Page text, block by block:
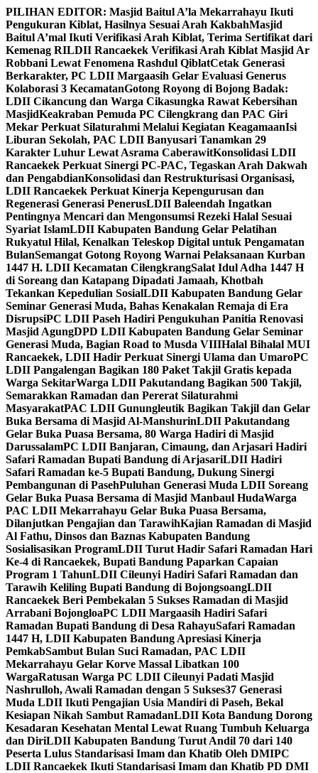
Skip
to
content
PILIHAN EDITOR: Masjid Baitul A’la Mekarrahayu Ikuti
Pengukuran Kiblat, Hasilnya Sesuai Arah KakbahMasjid
Baitul A’mal Ikuti Verifikasi Arah Kiblat, Terima Sertifikat dari
Kemenag RILDII Rancaekek Verifikasi Arah Kiblat Masjid Ar
Robbani Lewat Fenomena Rashdul QiblatCetak Generasi
Berkarakter, PC LDII Margaasih Gelar Evaluasi Generus
Kolaborasi 3 KecamatanGotong Royong di Bojong Badak:
LDII Cikancung dan Warga Cikasungka Rawat Kebersihan
MasjidKeakraban Pemuda PC Cilengkrang dan PAC Giri
Mekar Perkuat Silaturahmi Melalui Kegiatan KeagamaanIsi
Liburan Sekolah, PAC LDII Banyusari Tanamkan 29
Karakter Luhur Lewat Asrama CaberawitKonsolidasi LDII
Rancaekek Perkuat Sinergi PC-PAC, Tegaskan Arah Dakwah
dan PengabdianKonsolidasi dan Restrukturisasi Organisasi,
LDII Rancaekek Perkuat Kinerja Kepengurusan dan
Regenerasi Generasi PenerusLDII Baleendah Ingatkan
Pentingnya Mencari dan Mengonsumsi Rezeki Halal Sesuai
Syariat IslamLDII Kabupaten Bandung Gelar Pelatihan
Rukyatul Hilal, Kenalkan Teleskop Digital untuk Pengamatan
BulanSemangat Gotong Royong Warnai Pelaksanaan Kurban
1447 H. LDII Kecamatan CilengkrangSalat Idul Adha 1447 H
di Soreang dan Katapang Dipadati Jamaah, Khotbah
Tekankan Kepedulian SosialLDII Kabupaten Bandung Gelar
Seminar Generasi Muda, Bahas Kenakalan Remaja di Era
DisrupsiPC LDII Paseh Hadiri Pengukuhan Panitia Renovasi
Masjid AgungDPD LDII Kabupaten Bandung Gelar Seminar
Generasi Muda, Bagian Road to Musda VIIIHalal Bihalal MUI
Rancaekek, LDII Hadir Perkuat Sinergi Ulama dan UmaroPC
LDII Pangalengan Bagikan 180 Paket Takjil Gratis kepada
Warga SekitarWarga LDII Pakutandang Bagikan 500 Takjil,
Semarakkan Ramadan dan Pererat Silaturahmi
MasyarakatPAC LDII Gunungleutik Bagikan Takjil dan Gelar
Buka Bersama di Masjid Al-ManshurinLDII Pakutandang
Gelar Buka Puasa Bersama, 80 Warga Hadiri di Masjid
DarussalamPC LDII Banjaran, Cimaung, dan Arjasari Hadiri
Safari Ramadan Bupati Bandung di ArjasariLDII Hadiri
Safari Ramadan ke-5 Bupati Bandung, Dukung Sinergi
Pembangunan di PasehPuluhan Generasi Muda LDII Soreang
Gelar Buka Puasa Bersama di Masjid Manbaul HudaWarga
PAC LDII Mekarrahayu Gelar Buka Puasa Bersama,
Dilanjutkan Pengajian dan TarawihKajian Ramadan di Masjid
Al Fathu, Dinsos dan Baznas Kabupaten Bandung
Sosialisasikan ProgramLDII Turut Hadir Safari Ramadan Hari
Ke-4 di Rancaekek, Bupati Bandung Paparkan Capaian
Program 1 TahunLDII Cileunyi Hadiri Safari Ramadan dan
Tarawih Keliling Bupati Bandung di BojongsoangLDII
Rancaekek Beri Pembekalan 5 Sukses Ramadan di Masjid
Arrabani BojongloaPC LDII Margaasih Hadiri Safari
Ramadan Bupati Bandung di Desa RahayuSafari Ramadan
1447 H, LDII Kabupaten Bandung Apresiasi Kinerja
PemkabSambut Bulan Suci Ramadan, PAC LDII
Mekarrahayu Gelar Korve Massal Libatkan 100
WargaRatusan Warga PC LDII Cileunyi Padati Masjid
Nashrulloh, Awali Ramadan dengan 5 Sukses37 Generasi
Muda LDII Ikuti Pengajian Usia Mandiri di Paseh, Bekal
Kesiapan Nikah Sambut RamadanLDII Kota Bandung Dorong
Kesadaran Kesehatan Mental Lewat Ruang Tumbuh Keluarga
dan DiriLDII Kabupaten Bandung Turut Andil 70 dari 140
Peserta Lulus Standarisasi Imam dan Khatib Oleh DMIPC
LDII Rancaekek Ikuti Standarisasi Imam dan Khatib PD DMI